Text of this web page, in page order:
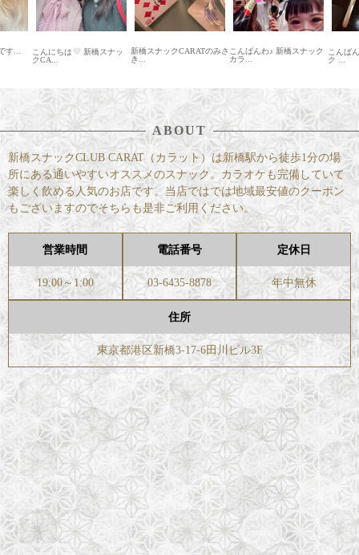
... こんにちは
新橋スナッ
クCA...
新橋スナックCARATのみさ
き...
こんばんわ♪ 新橋スナック
カラ...
こんば
ク ...
ABOUT
新橋スナックCLUB CARAT（カラット）は新橋駅から徒歩1分の場
所にある通いやすいオススメのスナック。カラオケも完備していて
楽しく飲める人気のお店です。当店ではでは地域最安値のクーポン
もございますのでそちらも是非ご利用ください。
営業時間
19:00～1:00
電話番号
03-6435-8878
定休日
年中無休
住所
東京都港区新橋3-17-6田川ビル3F